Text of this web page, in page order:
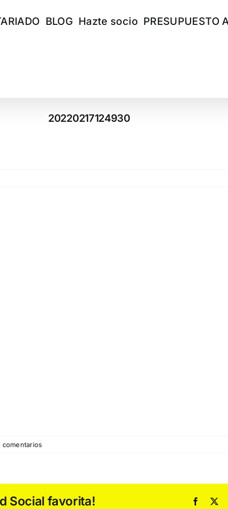
BLOG Hazte socio PRESUPUESTO
20220217124930
comentarios
Social favorita! X